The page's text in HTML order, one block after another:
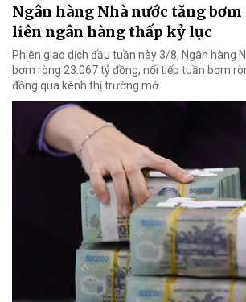
Ngân hàng Nhà nước tăng
liên ngân hàng thấp kỷ lục
Phiên giao dịch đầu tuần này 3/8, Ngân hàng
bơm ròng 23.067 tỷ đồng, nối tiếp tuần bơm
đồng qua kênh thị trường mở.